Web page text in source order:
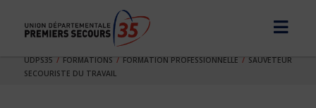
UDPS35 FORMATIONS FORMATION PROFESSIONNELLE
SAUVETEUR
SECOURISTE DU TRAVAIL